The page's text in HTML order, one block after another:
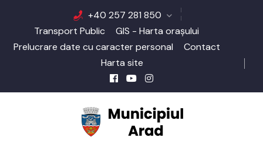
+40 257 281 850
Transport Public
GIS - Harta orașului
Prelucrare date cu caracter personal
Contact
Harta site